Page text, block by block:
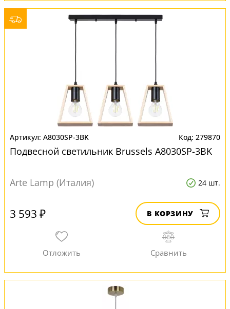
A8030SP-3BK 279870
Подвесной светильник Brussels A8030SP-3BK
Arte Lamp (Италия) 24 шт.
3 593 ₽ В КОРЗИНУ